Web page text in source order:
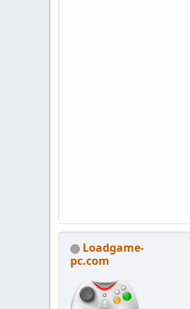
Loadgame-
pc.com